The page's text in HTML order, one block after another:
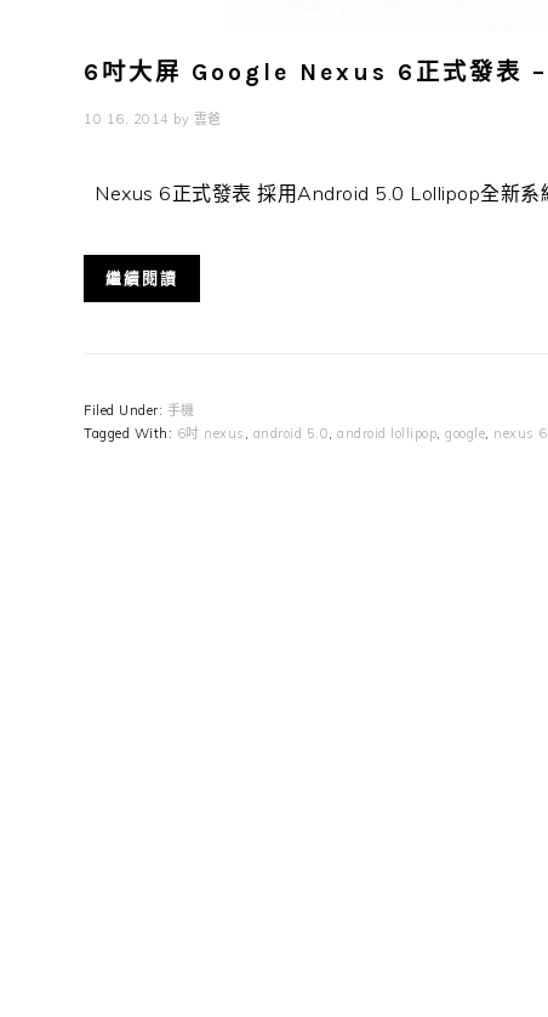
6吋大屏 Google Nexus 6正式發
10 16, 2014 by 雲爸
Nexus 6正式發表 採用Android 5.0 Lollipop全新系
繼續閱讀
Filed Under: 手機
Tagged With: 6吋 nexus , android 5.0, android lollipop, google, nexus 6